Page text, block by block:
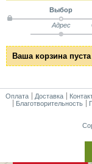
Выбор
Адрес
Ваша корзина пуста
Оплата Доставка
Благотворительность